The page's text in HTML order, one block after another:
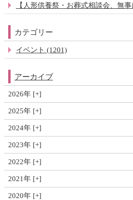
【人形供養祭・お葬式相談会、無
カテゴリー
イベント (1201)
アーカイブ
2026年
2025年
2024年
2023年
2022年
2021年
2020年